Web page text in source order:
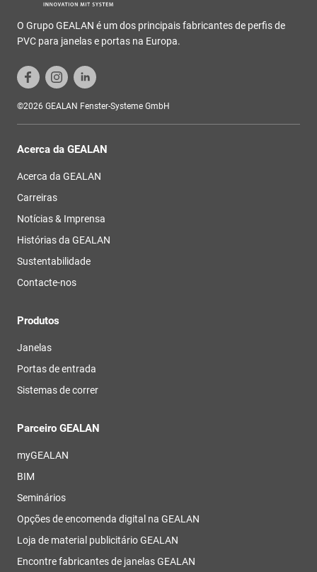
O Grupo GEALAN é um dos principais fabricantes de perfis de
PVC para janelas e portas na Europa.
©2026 GEALAN Fenster-Systeme GmbH
Acerca da GEALAN
Acerca da GEALAN
Carreiras
Notícias & Imprensa
Histórias da GEALAN
Sustentabilidade
Contacte-nos
Produtos
Janelas
Portas de entrada
Sistemas de correr
Parceiro GEALAN
myGEALAN
BIM
Seminários
Opções de encomenda digital na GEALAN
Loja de material publicitário GEALAN
Encontre fabricantes de janelas GEALAN